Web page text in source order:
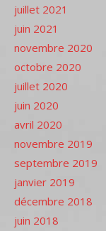
juillet 2021
juin 2021
novembre 2020
octobre 2020
juillet 2020
juin 2020
avril 2020
novembre 2019
septembre 2019
janvier 2019
décembre 2018
juin 2018